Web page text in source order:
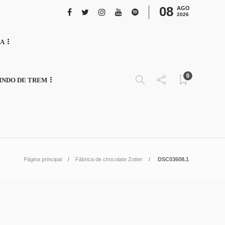
08 AGO
2026
DE TREM
0
Página principal Fábrica de chocolate Zotter DSC03608.1